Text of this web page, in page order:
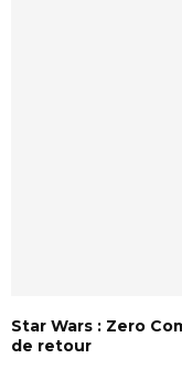
Star Wars : Zero
de retour